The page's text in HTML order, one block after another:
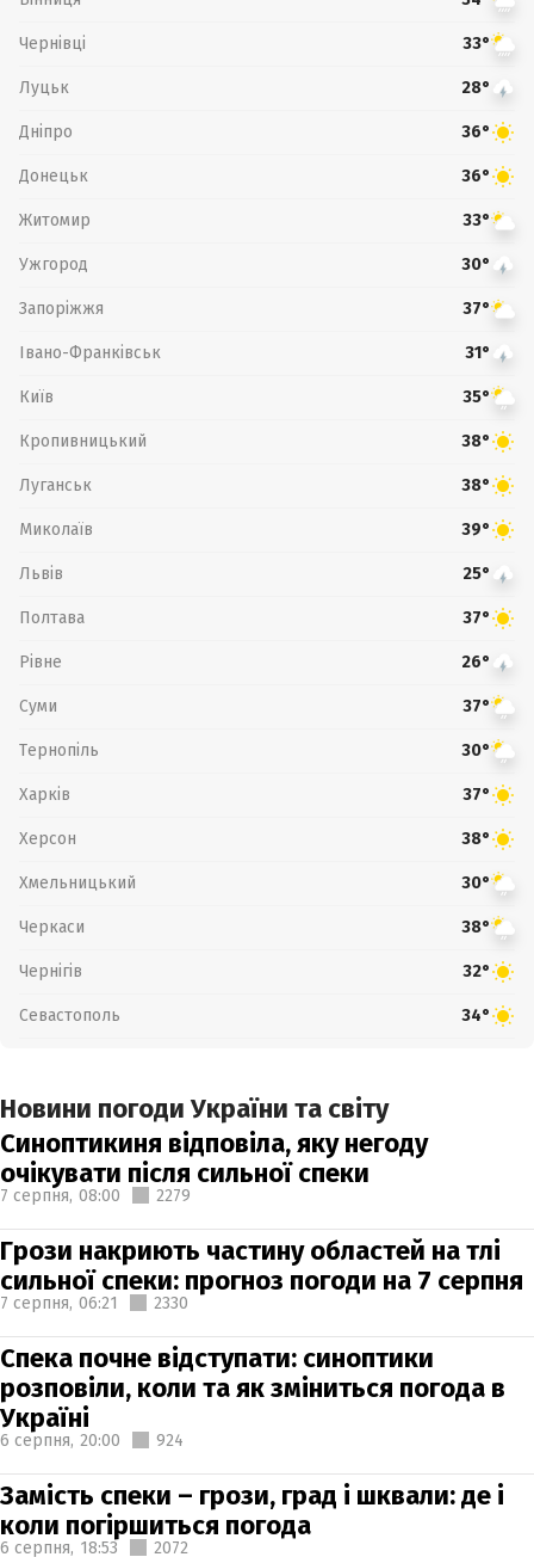
Чернівці 33°
Луцьк 28°
Дніпро 36°
Донецьк 36°
Житомир 33°
Ужгород 30°
Запоріжжя 37°
Івано-Франківськ 31°
Київ 35°
Кропивницький 38°
Луганськ 38°
Миколаїв 39°
Львів 25°
Полтава 37°
Рівне 26°
Суми 37°
Тернопіль 30°
Харків 37°
Херсон 38°
Хмельницький 30°
Черкаси 38°
Чернігів 32°
Севастополь 34°
Новини погоди України та світу
Синоптикиня відповіла, яку негоду
очікувати після сильної спеки
7 серпня, 08:00 2279
Грози накриють частину областей на тлі
сильної спеки: прогноз погоди на 7 серпня
7 серпня, 06:21 2330
Спека почне відступати: синоптики
розповіли, коли та як зміниться погода в
Україні
6 серпня, 20:00 924
Замість спеки – грози, град і шквали: де і
коли погіршиться погода
6 серпня, 18:53 2072